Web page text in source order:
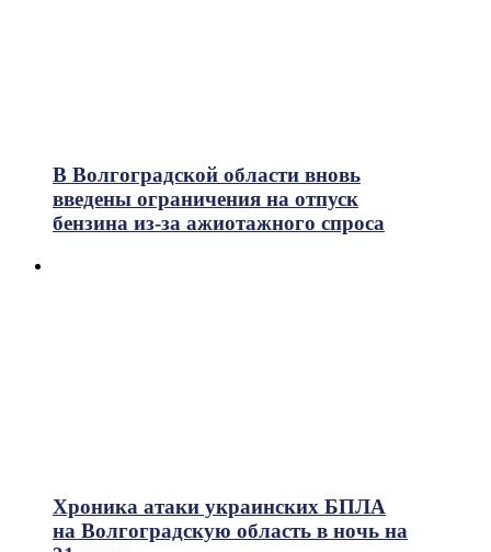
В Волгоградской области вновь
введены ограничения на отпуск
бензина из-за ажиотажного спроса
Хроника атаки украинских БПЛА
на Волгоградскую область в ночь на